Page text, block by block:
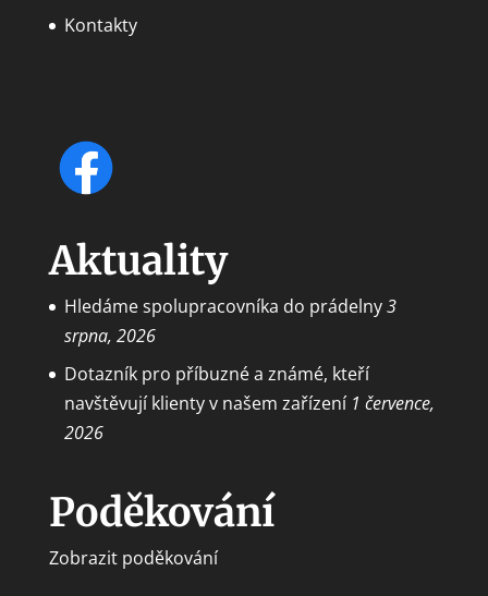
Kontakty
Aktuality
Hledáme spolupracovníka do prádelny3
srpna, 2026
Dotazník pro příbuzné a známé, kteří
navštěvují klienty v našem zařízení 1 července,
2026
Poděkování
Zobrazit poděkování